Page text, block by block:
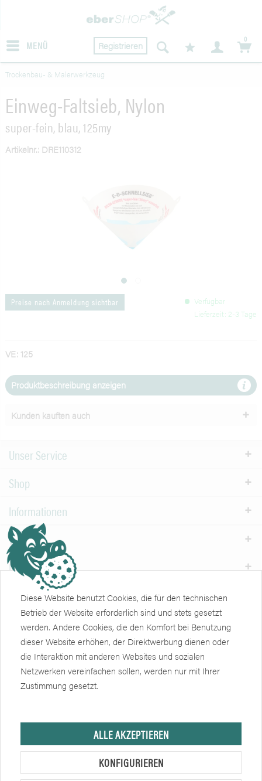
MENÜ Registrieren
0
Trockenbau- & Malerwerkzeug
Einweg-Faltsieb, Nylon
super-fein, blau, 125my
Artikelnr.: DRE110312
Preise nach Anmeldung sichtbar
Verfügbar
Lieferzeit: 2-3 Tage
VE: 125
Produktbeschreibung anzeigen
Kunden kauften auch
Unser Service
Shop
Informationen
Weiteres
Newsletter
Zertifikate Soziale Netzwerke
Verkauf nur an Unternehmer, Gewerbetreibende, Freiberufler und öffentliche
Institutionen, nicht jedoch an Verbraucher im Sinne des § 13 BGB. Alle
Preise in Euro zzgl. gesetzl. MwSt. Angebote freibleibend.
Diese Website benutzt Cookies, die für den technischen
Betrieb der Website erforderlich sind und stets gesetzt
werden. Andere Cookies, die den Komfort bei Benutzung
dieser Website erhöhen, der Direktwerbung dienen oder
die Interaktion mit anderen Websites und sozialen
Netzwerken vereinfachen sollen, werden nur mit Ihrer
Zustimmung gesetzt.
ALLE AKZEPTIEREN
KONFIGURIEREN